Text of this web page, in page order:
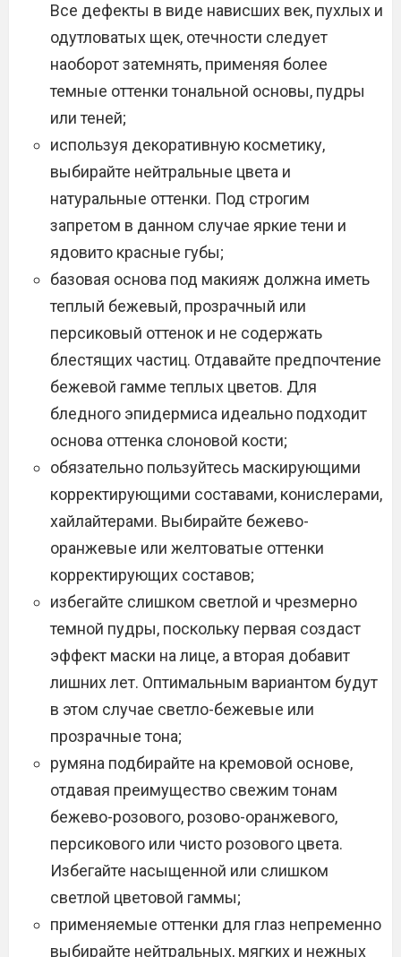
Все дефекты в виде нависших век, пухлых и
одутловатых щек, отечности следует
наоборот затемнять, применяя более
темные оттенки тональной основы, пудры
или теней;
используя декоративную косметику,
выбирайте нейтральные цвета и
натуральные оттенки. Под строгим
запретом в данном случае яркие тени и
ядовито красные губы;
базовая основа под макияж должна иметь
теплый бежевый, прозрачный или
персиковый оттенок и не содержать
блестящих частиц. Отдавайте предпочтение
бежевой гамме теплых цветов. Для
бледного эпидермиса идеально подходит
основа оттенка слоновой кости;
обязательно пользуйтесь маскирующими
корректирующими составами, конислерами,
хайлайтерами. Выбирайте бежево-
оранжевые или желтоватые оттенки
корректирующих составов;
избегайте слишком светлой и чрезмерно
темной пудры, поскольку первая создаст
эффект маски на лице, а вторая добавит
лишних лет. Оптимальным вариантом будут
в этом случае светло-бежевые или
прозрачные тона;
румяна подбирайте на кремовой основе,
отдавая преимущество свежим тонам
бежево-розового, розово-оранжевого,
персикового или чисто розового цвета.
Избегайте насыщенной или слишком
светлой цветовой гаммы;
применяемые оттенки для глаз непременно
выбирайте нейтральных, мягких и нежных